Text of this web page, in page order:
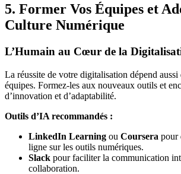
5. Former Vos Équipes et
Culture Numérique
L’Humain au Cœur de la
La réussite de votre digitalisation dépend aussi
équipes. Formez-les aux nouveaux outils et
d’innovation et d’adaptabilité.
Outils d’IA recommandés :
LinkedIn Learning ou Coursera pour
ligne sur les outils numériques.
Slack pour faciliter la communication
collaboration.